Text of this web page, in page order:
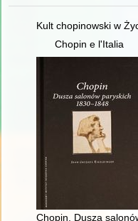
Kult chopinowski w
Chopin e l'Italia
Chopin. Dusza